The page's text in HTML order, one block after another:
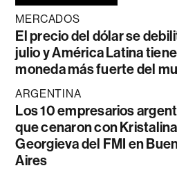
MERCADOS
El precio del dólar se
julio y América Latina
moneda más fuerte del
ARGENTINA
Los 10 empresarios
que cenaron con Kristalina
Georgieva del FMI en
Aires